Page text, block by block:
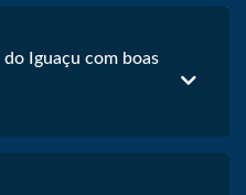
do Iguaçu com boas